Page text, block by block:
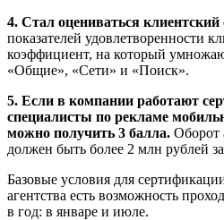
4. Стал оцениваться клиентский
показателей удовлетворенности
коэффициент, на который
«Общие», «Сети» и «Поиск».
5. Если в компании работают
специалисты по рекламе
можно получить 3 балла. Оборот
должен быть более 2 млн рублей
Базовые условия для
агентства есть возможность
в год: в январе и июле.